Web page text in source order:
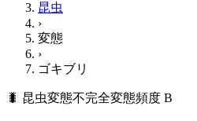
昆虫
›
変態
›
ゴキブリ
🐛 昆虫変態不完全変態頻度 B